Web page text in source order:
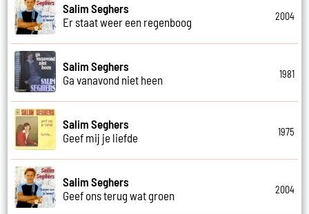
Salim Seghers
Er staat weer een regenboog
2004
Salim Seghers
Ga vanavond niet heen
1981
Salim Seghers
Geef mij je liefde
1975
Salim Seghers
Geef ons terug wat groen
2004